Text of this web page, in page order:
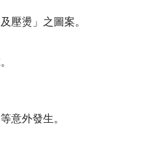
壓燙」之圖案。
意外發生。